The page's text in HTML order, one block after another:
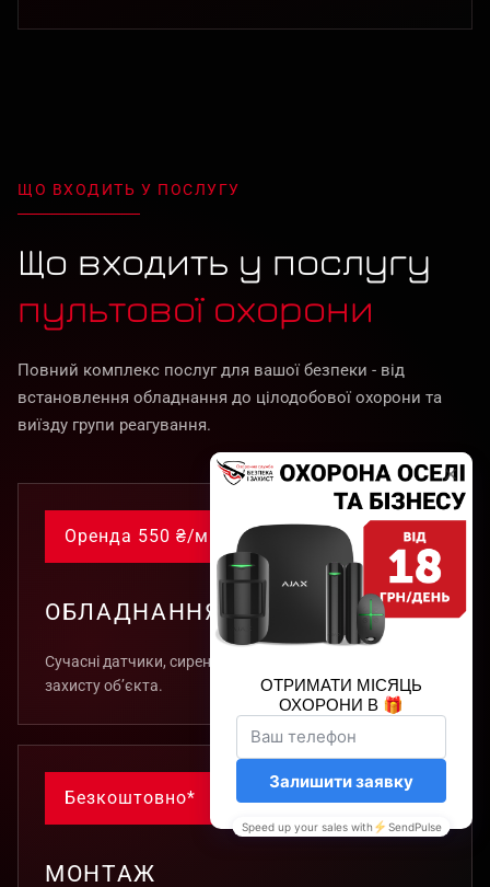
ЩО ВХОДИТЬ У ПОСЛУГУ
Що входить у послугу
пультової охорони
Повний комплекс послуг для вашої безпеки - від
встановлення обладнання до цілодобової охорони та
виїзду групи реагування.
Оренда 550 ₴/міс*
ОБЛАДНАННЯ
Сучасні датчики, сирени та пристрої контролю для
захисту об’єкта.
Безкоштовно*
МОНТАЖ